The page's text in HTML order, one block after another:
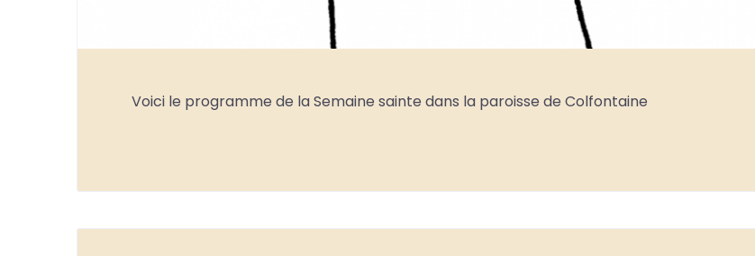
Voici le programme de la Semaine sainte dans la paroisse de Colfontaine